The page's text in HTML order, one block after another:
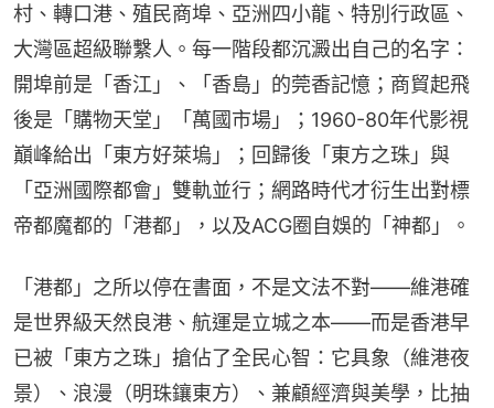
村、轉口港、殖民商埠、亞洲四小龍、特別行政區、
大灣區超級聯繫人。每一階段都沉澱出自己的名字：
開埠前是「香江」、「香島」的莞香記憶；商貿起飛
後是「購物天堂」「萬國市場」；1960-80年代影視
巔峰給出「東方好萊塢」；回歸後「東方之珠」與
「亞洲國際都會」雙軌並行；網路時代才衍生出對標
帝都魔都的「港都」，以及ACG圈自娛的「神都」。
「港都」之所以停在書面，不是文法不對——維港確
是世界級天然良港、航運是立城之本——而是香港早
已被「東方之珠」搶佔了全民心智：它具象（維港夜
景）、浪漫（明珠鑲東方）、兼顧經濟與美學，比抽